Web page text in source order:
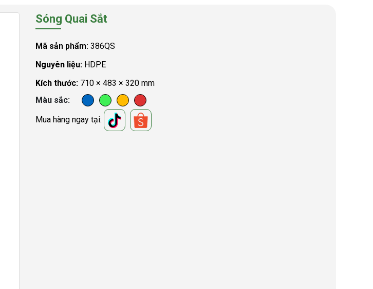
Sóng Quai Sắt
Mã sản phẩm: 386QS
Nguyên liệu: HDPE
Kích thước: 710 × 483 × 320 mm
Màu sắc
Mua hàng ngay tại: